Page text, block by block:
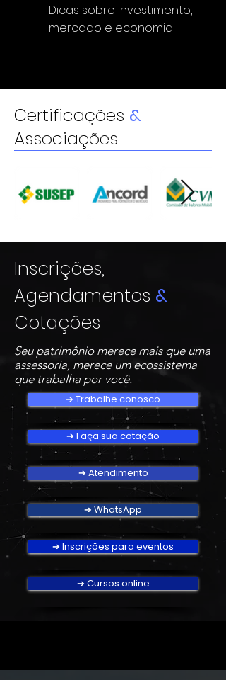
Dicas sobre investimento,
mercado e economia
Certificações &
Associações
Inscrições,
Agendamentos &
Cotações
Seu patrimônio merece mais que uma
assessoria, merece um ecossistema
que trabalha por você.
➔ Trabalhe conosco
➔ Faça sua cotação
➔ Atendimento
➔ WhatsApp
➔ Inscrições para eventos
➔ Cursos online